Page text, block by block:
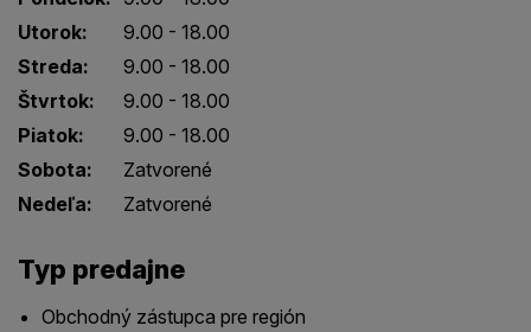
Utorok:
9.00 - 18.00
Streda:
9.00 - 18.00
Štvrtok:
9.00 - 18.00
Piatok:
9.00 - 18.00
Sobota:
Zatvorené
Nedeľa:
Zatvorené
Typ predajne
Obchodný zástupca pre región